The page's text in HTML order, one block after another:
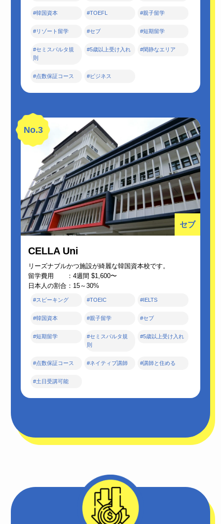
#韓国資本 #TOEFL #親子留学
#リゾート留学 #セブ #短期留学
#セミスパルタ規
則
#5歳以上受け入れ #閑静なエリア
#点数保証コース #ビジネス
セブ
CELLA Uni
リーズナブルかつ施設が綺麗な韓国資本校です。
留学費用 ：4週間 $1,600〜
日本人の割合：15～30%
#スピーキング #TOEIC #IELTS
#韓国資本 #親子留学 #セブ
#短期留学
#セミスパルタ規
則
#5歳以上受け入れ
#点数保証コース #ネイティブ講師 #講師と住める
#土日受講可能
No.3